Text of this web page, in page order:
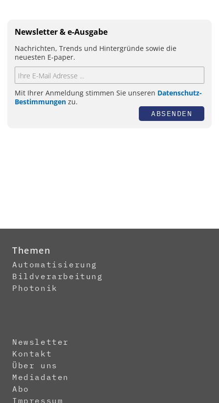
Newsletter & e-Ausgabe
Nachrichten, Trends und Hintergründe sowie die
neuesten E-paper.
Mit Ihrer Anmeldung stimmen Sie unseren Datenschutz-
Bestimmungen zu.
ABSENDEN
Themen
Automatisierung
Bildverarbeitung
Photonik
Newsletter
Kontakt
Über uns
Mediadaten
Abo
Impressum